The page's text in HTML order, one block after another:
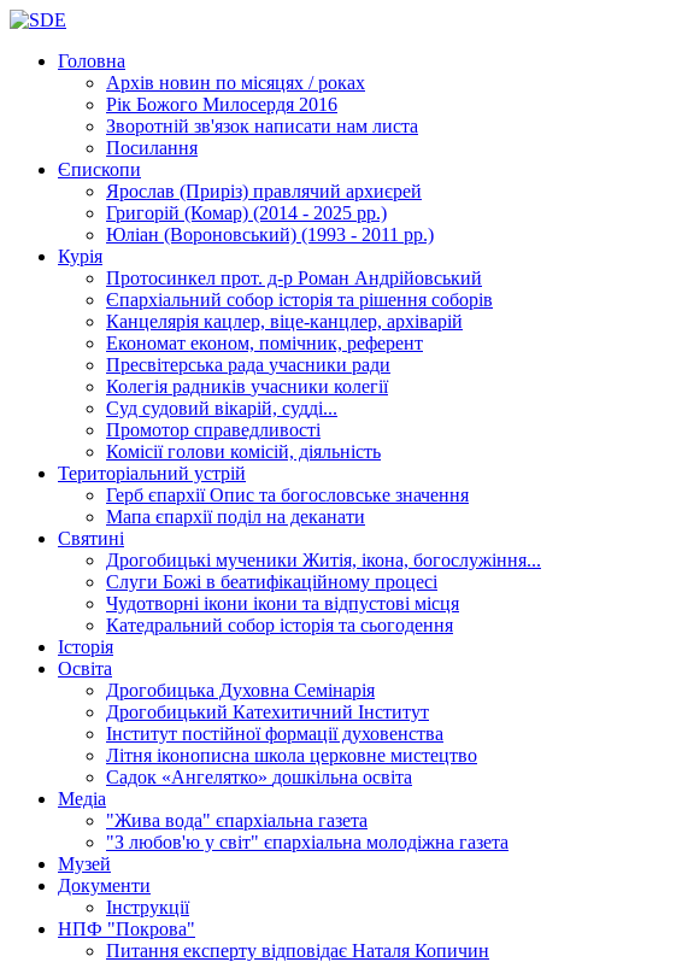
Головна
Архів новин по місяцях / роках
Рік Божого Милосердя 2016
Зворотній зв'язок написати нам листа
Посилання
Єпископи
Ярослав (Приріз) правлячий архиєрей
Григорій (Комар) (2014 - 2025 рр.)
Юліан (Вороновський) (1993 - 2011 рр.)
Курія
Протосинкел прот. д-р Роман Андрійовський
Єпархіальний собор історія та рішення соборів
Канцелярія кацлер, віце-канцлер, архіварій
Економат економ, помічник, референт
Пресвітерська рада учасники ради
Колегія радників учасники колегії
Суд судовий вікарій, судді...
Промотор справедливості
Комісіїголови комісій, діяльність
Територіальний устрій
Герб єпархіїОпис та богословське значення
Мапа єпархіїподіл на деканати
Святині
Дрогобицькі мученики Житія, ікона, богослужіння...
Слуги Божі в беатифікаційному процесі
Чудотворні ікони ікони та відпустові місця
Катедральний собор історія та сьогодення
Історія
Освіта
Дрогобицька Духовна Семінарія
Дрогобицький Катехитичний Інститут
Інститут постійної формації духовенства
Літня іконописна школа церковне мистецтво
Садок «Ангелятко» дошкільна освіта
Медіа
"Жива вода" єпархіальна газета
"З любов'ю у світ" єпархіальна молодіжна газета
Музей
Документи
Інструкції
НПФ "Покрова"
Питання експерту відповідає Наталя Копичин